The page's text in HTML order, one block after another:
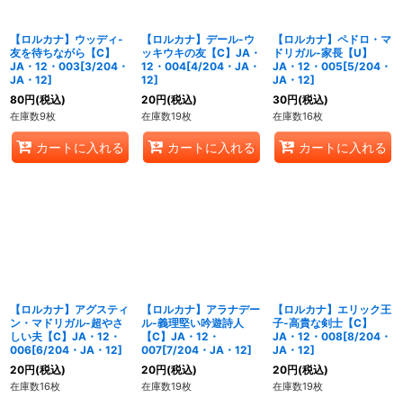
【ロルカナ】ウッディ-
友を待ちながら【C】
JA・12・003[3/204・
JA・12]
80円(税込)
在庫数9枚
カートに入れる
【ロルカナ】デール-ウ
ッキウキの友【C】JA・
12・004[4/204・JA・
12]
20円(税込)
在庫数19枚
カートに入れる
【ロルカナ】ペドロ・マ
ドリガル-家長【U】
JA・12・005[5/204・
JA・12]
30円(税込)
在庫数16枚
カートに入れる
【ロルカナ】アグスティ
ン・マドリガル-超やさ
しい夫【C】JA・12・
006[6/204・JA・12]
20円(税込)
在庫数16枚
【ロルカナ】アラナデー
ル-義理堅い吟遊詩人
【C】JA・12・
007[7/204・JA・12]
20円(税込)
在庫数19枚
【ロルカナ】エリック王
子-高貴な剣士【C】
JA・12・008[8/204・
JA・12]
20円(税込)
在庫数19枚